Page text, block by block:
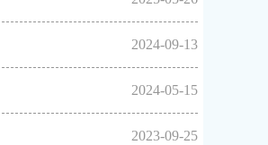
2024-09-13
2024-05-15
2023-09-25